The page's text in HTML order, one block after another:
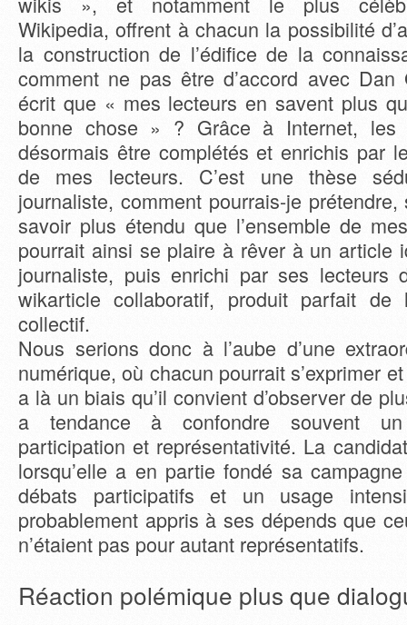
Wikipedia, offrent à chacun la possibilité
la construction de l’édifice de la
comment ne pas être d’accord avec Dan
écrit que « mes lecteurs en savent plus
bonne chose » ? Grâce à Internet, les
désormais être complétés et enrichis par
de mes lecteurs. C’est une thèse
journaliste, comment pourrais-je prétendre,
savoir plus étendu que l’ensemble de
pourrait ainsi se plaire à rêver à un article
journaliste, puis enrichi par ses lecteurs
wikarticle collaboratif, produit parfait
collectif.
Nous serions donc à l’aube d’une
numérique, où chacun pourrait s’exprimer
a là un biais qu’il convient d’observer de
a tendance à confondre souvent
participation et représentativité. La
lorsqu’elle a en partie fondé sa
débats participatifs et un usage
probablement appris à ses dépends que
n’étaient pas pour autant représentatifs.
Réaction polémique plus que